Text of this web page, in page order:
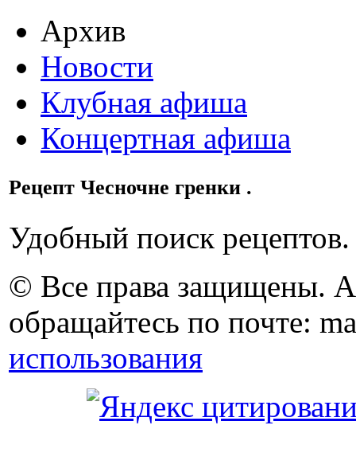
Архив
Новости
Клубная афиша
Концертная афиша
Рецепт Чесночне гренки .
Удобный поиск рецептов.
© Все права защищены.
обращайтесь по почте:
использования